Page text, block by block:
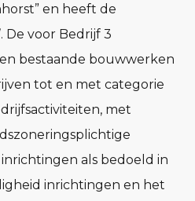
en heeft de
De voor Bedrijf 3
bestaande bouwwerken
tot en met categorie
met
als bedoeld in
inrichtingen en het